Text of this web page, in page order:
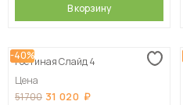
В корзину
-40%
Гостиная Слайд 4
Цена
51 700 31 020